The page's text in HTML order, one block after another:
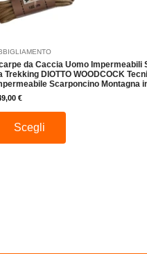
da Caccia Uomo Impermeabili
Trekking DIOTTO WOODCOCK
Scarponcino Montagna
€
Scegli
del